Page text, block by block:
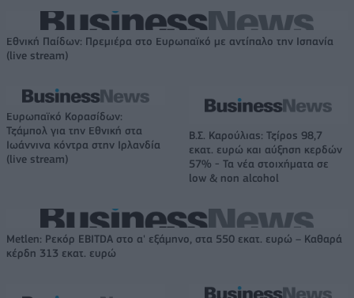
Εθνική Παίδων: Πρεμιέρα στο Ευρωπαϊκό με αντίπαλο την Ισπανία
(live stream)
Ευρωπαϊκό Κορασίδων:
Τζάμπολ για την Εθνική στα
Ιωάννινα κόντρα στην Ιρλανδία
(live stream)
Β.Σ. Καρούλιας: Τζίρος 98,7
εκατ. ευρώ και αύξηση κερδών
57% - Τα νέα στοιχήματα σε
low & non alcohol
Metlen: Ρεκόρ EBITDA στο α' εξάμηνο, στα 550 εκατ. ευρώ – Καθαρά
κέρδη 313 εκατ. ευρώ